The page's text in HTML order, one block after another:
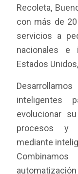
Recoleta,
con más de
servicios a
nacionales e
Estados
inteligentes
evolucionar
procesos y
mediante